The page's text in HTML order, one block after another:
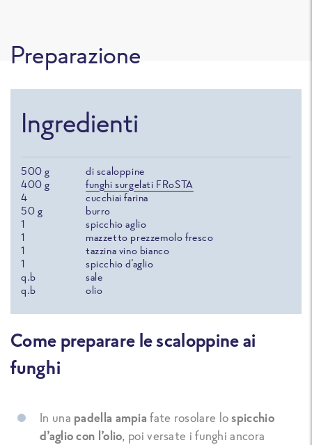
Preparazione
Ingredienti
500 g
di scaloppine
400 g
funghi surgelati FRoSTA
4
cucchiai farina
50 g
burro
1
spicchio aglio
1
mazzetto prezzemolo fresco
1
tazzina vino bianco
1
spicchio d'aglio
q.b
sale
q.b
olio
Come preparare le scaloppine ai
funghi
In una padella ampia fate rosolare lospicchio
d’aglio con l’olio, poi versate i funghi ancora